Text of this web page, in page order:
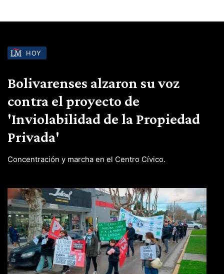
HOY
Bolivarenses alzaron su voz
contra el proyecto de
'Inviolabilidad de la Propiedad
Privada'
Concentración y marcha en el Centro Cívico.